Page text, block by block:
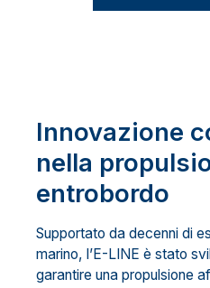
Innovazione
nella
entrobordo
Supportato da decenni di
marino, l’E-LINE è stato
garantire una propulsione